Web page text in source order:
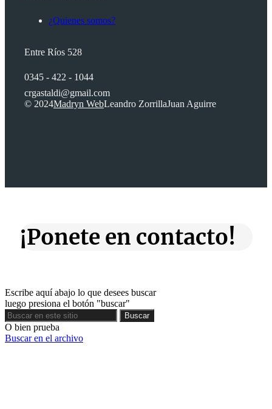
¿Quienes somos?
Entre Ríos 528
0345 - 422 - 1044
crgastaldi@gmail.com
© 2024Madryn WebLeandro ZorrillaJuan Aguirre
¡Ponete en contacto!
Escribe aquí abajo lo que desees buscar
luego presiona el botón "buscar"
Buscar
Buscar
O bien prueba
Buscar en el archivo